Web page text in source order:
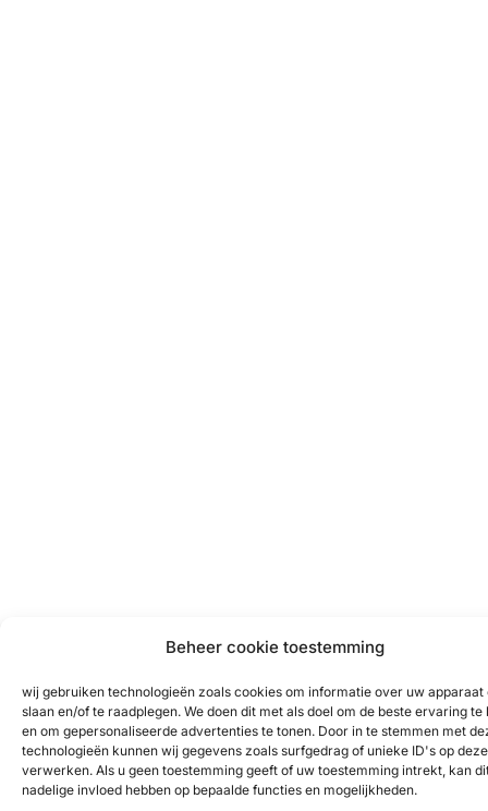
Beheer cookie toestemming
wij gebruiken technologieën zoals cookies om informatie over uw apparaat
slaan en/of te raadplegen. We doen dit met als doel om de beste ervaring te
en om gepersonaliseerde advertenties te tonen. Door in te stemmen met
technologieën kunnen wij gegevens zoals surfgedrag of unieke ID's op
verwerken. Als u geen toestemming geeft of uw toestemming intrekt, kan
nadelige invloed hebben op bepaalde functies en mogelijkheden.